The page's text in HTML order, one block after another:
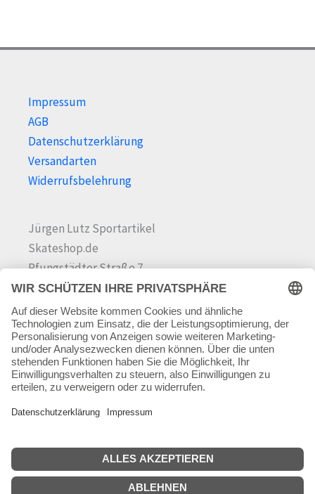
Impressum
AGB
Datenschutzerklärung
Versandarten
Widerrufsbelehrung
Jürgen Lutz Sportartikel
Skateshop.de
Pfungstädter Straße 7
64342 Seeheim-Jugenheim
Tel.06257 868181
Mail:info@skateshop.de
Warenkorb
Mein Konto